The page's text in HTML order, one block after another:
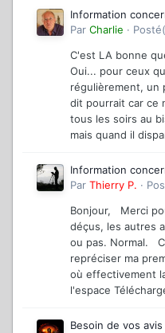
Information
Par Charlie ·
C'est LA bonne
Oui... pour ceux
régulièrement, un
dit pourrait car ce
tous les soirs au
mais quand il
Information
Par Thierry P. ·
Bonjour, Merci
déçus, les autres
ou pas. Normal.
repréciser ma
où effectivement
l'espace
Besoin de vos avis